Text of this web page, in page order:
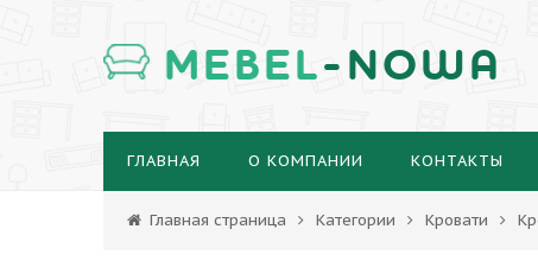
MEBEL-NOWA
ГЛАВНАЯ О КОМПАНИИ КОНТАКТЫ
Главная страница Категории Кровати